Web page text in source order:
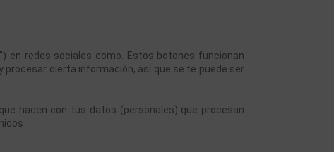
en redes sociales como. Estos botones funcionan
cierta información, así que se te puede ser
hacen con tus datos (personales) que procesan